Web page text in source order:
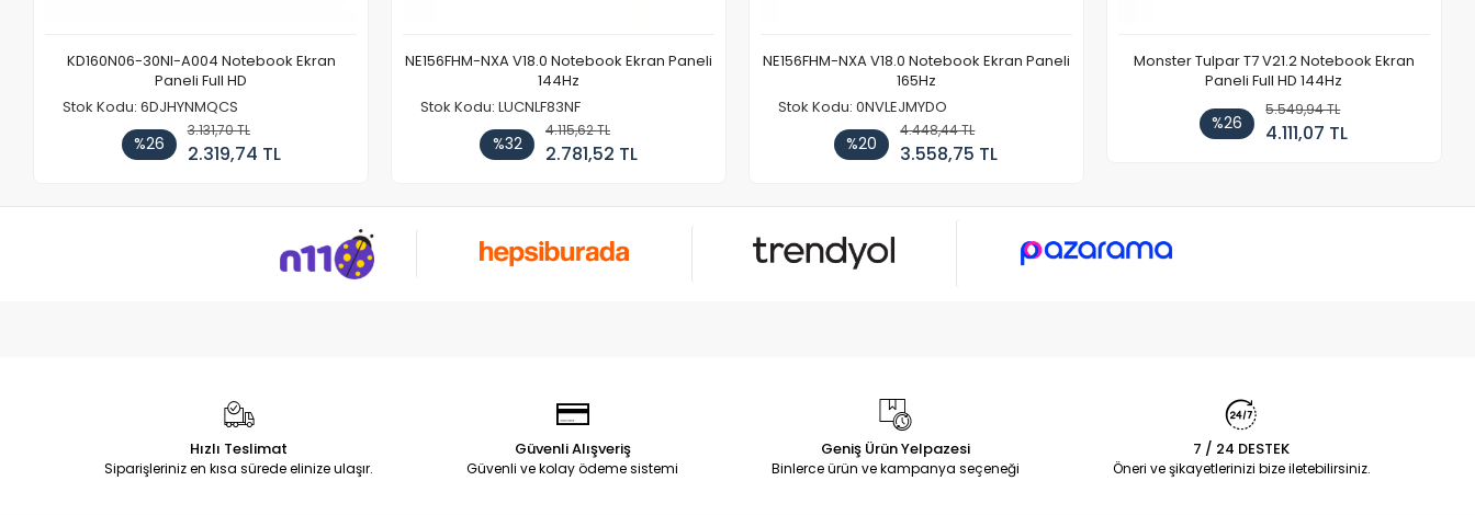
KD160N06-30NI-A004 Notebook Ekran
Paneli Full HD
Stok Kodu: 6DJHYNMQCS
%26
3.131,70 TL
2.319,74 TL
NE156FHM-NXA V18.0 Notebook Ekran Paneli
144Hz
Stok Kodu: LUCNLF83NF
%32
4.115,62 TL
2.781,52 TL
NE156FHM-NXA V18.0 Notebook Ekran Paneli
165Hz
Stok Kodu: 0NVLEJMYDO
%20
4.448,44 TL
3.558,75 TL
Monster Tulpar T7 V21.2 Notebook Ekran
Paneli Full HD 144Hz
%26
5.549,94 TL
4.111,07 TL
Hızlı Teslimat
Siparişleriniz en kısa sürede elinize ulaşır.
Güvenli Alışveriş
Güvenli ve kolay ödeme sistemi
Geniş Ürün Yelpazesi
Binlerce ürün ve kampanya seçeneği
7 / 24 DESTEK
Öneri ve şikayetlerinizi bize iletebilirsiniz.